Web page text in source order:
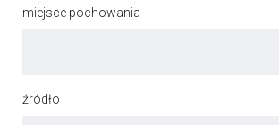
miejsce pochowania
źródło